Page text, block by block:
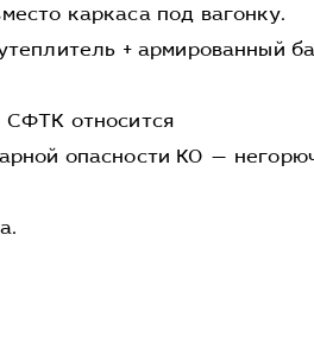
каркаса под вагонку.
+ армированный
СФТК относится
опасности К0 —